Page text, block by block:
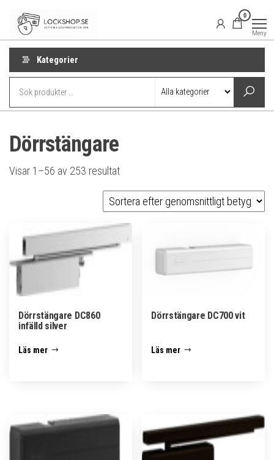
innehåll
0
Meny
Kategorier
Dörrstängare
Visar 1–56 av 253 resultatSortera
genomsnittligt
betyg
Dörrstängare DC860
infälld silver
Läs mer
Dörrstängare DC700 vit
Läs mer